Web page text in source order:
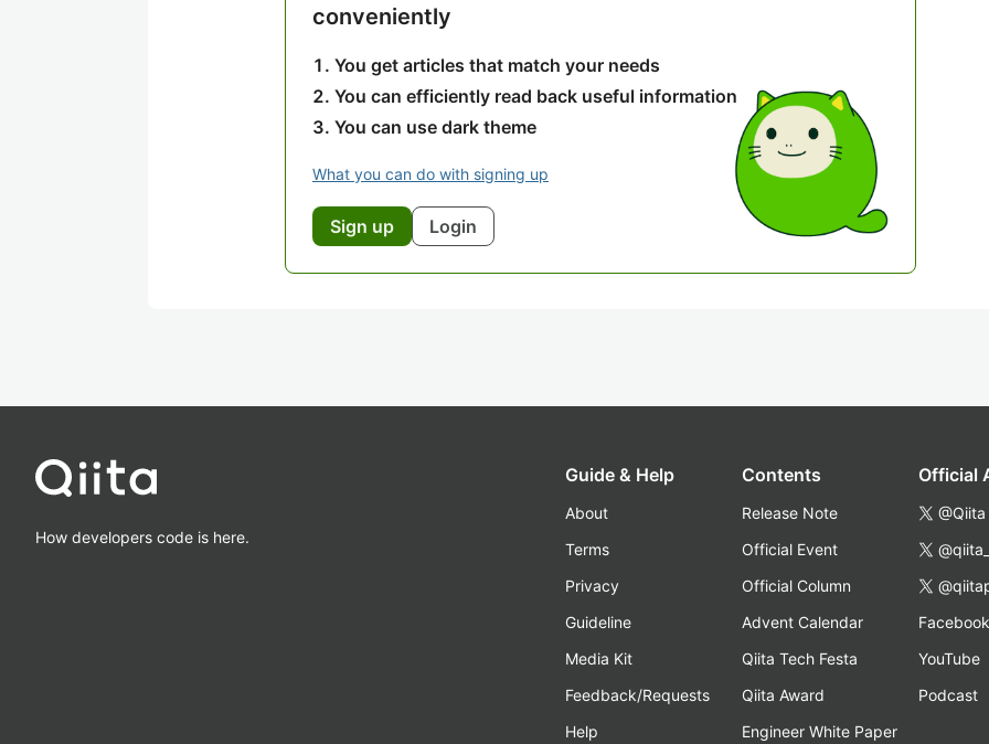
conveniently
You get articles that match your needs
You can efficiently read back useful information
You can use dark theme
What you can do with signing up
Sign up Login
How developers code is here.
Guide & Help
About
Terms
Privacy
Guideline
Media Kit
Feedback/Requests
Help
Contents
Release Note
Official Event
Official Column
Advent Calendar
Qiita Tech Festa
Qiita Award
Engineer White Paper
Official
@Qiita
Facebook
YouTube
Podcast